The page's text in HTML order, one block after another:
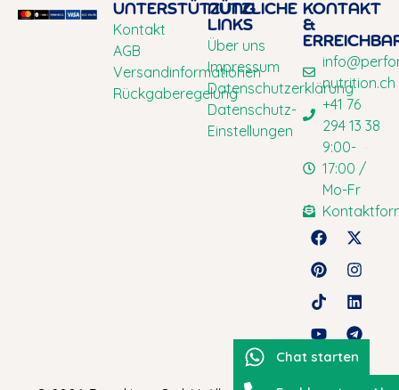
UNTERSTÜTZUNG
Kontakt
AGB
Versandinformationen
Rückgaberegelung
NÜTZLICHE
LINKS
Über uns
Impressum
Datenschutzerklärung
Datenschutz-
Einstellungen
KONTAKT
&
nutrition.ch
+41 76
294 13 38
9:00-
17:00 /
Mo-Fr
Chat starten